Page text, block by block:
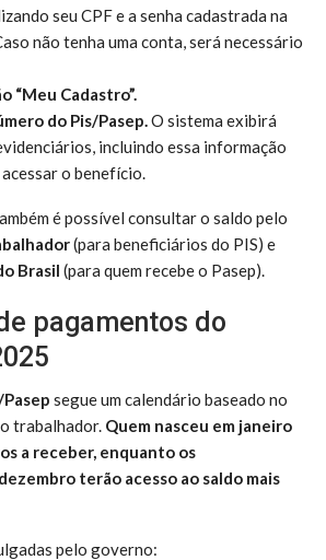
seu CPF e a senha cadastrada na
não tenha uma conta, será necessário
“Meu Cadastro”.
do Pis/Pasep.O sistema exibirá
incluindo essa informação
o benefício.
é possível consultar o saldo pelo
(para beneficiários do PIS) e
Brasil (para quem recebe o Pasep).
pagamentos do
Pasep segue um calendário baseado no
trabalhador. Quem nasceu em janeiro
a receber, enquanto os
terão acesso ao saldo mais
pelo governo: